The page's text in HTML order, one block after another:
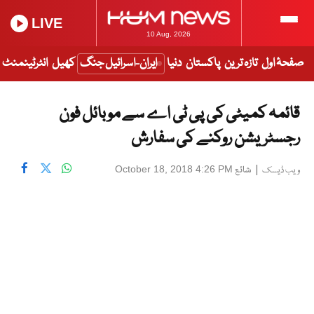
10 Aug, 2026
LIVE
صفحۂ اول تازہ ترین پاکستان دنیا ایران-اسرائیل جنگ کھیل انٹرٹینمنٹ
قائمہ کمیٹی کی پی ٹی اے سے موبائل فون
رجسٹریشن روکنے کی سفارش
ویب ڈیسک | شائع October 18, 2018 4:26 PM